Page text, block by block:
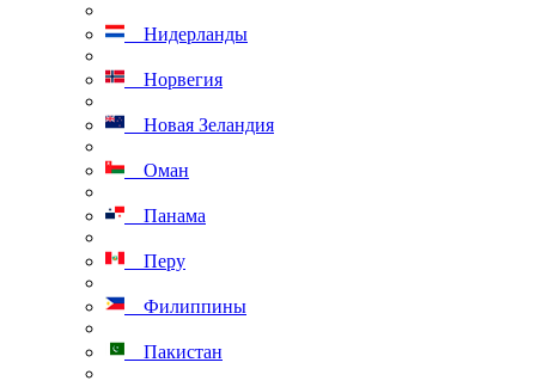
Нидерланды
Норвегия
Новая Зеландия
Оман
Панама
Перу
Филиппины
Пакистан